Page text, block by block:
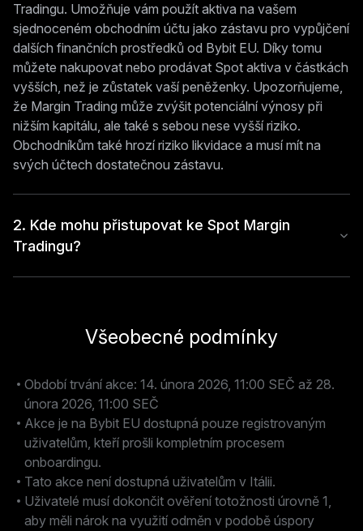
Tradingu. Umožňuje vám použít aktiva na vašem
sjednoceném obchodním účtu jako zástavu pro vypůjčení
dalších finančních prostředků od Bybit EU. Díky tomu
můžete nakupovat nebo prodávat Spot aktiva v částkách
vyšších, než je zůstatek vaší peněženky. Upozorňujeme,
že Margin Trading může zvýšit potenciální výnosy při
nižším kapitálu, ale také s sebou nese vyšší riziko.
Obchodníkům také hrozí riziko likvidace a musí mít na
svých účtech dostatečnou zástavu.
2. Kde mohu přistupovat ke Spot Margin
Tradingu?
Všeobecné podmínky
Období trvání akce: 14. února 2026, 11:00 SEČ až 28.
února 2026, 11:00 SEČ
Akce je na Bybit EU dostupná pouze registrovaným
uživatelům, kteří prošli kompletním procesem
onboardingu.
Tato akce není dostupná uživatelům v Itálii.
Uživatelé musí dokončit ověření totožnosti úrovně 1,
aby měli nárok na využití odměn v podobě úspory